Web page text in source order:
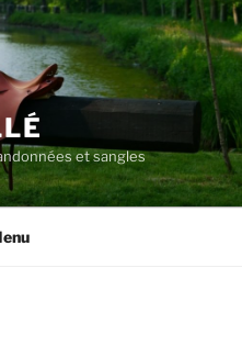
et sangles